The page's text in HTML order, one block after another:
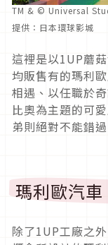
TM & © Universal
提供：日本環球影城
這裡是以1UP蘑
均販售有的瑪利
相遇、以任職於
比奧為主題的可
弟則絕對不能錯過
瑪利歐汽
除了1UP工廠之